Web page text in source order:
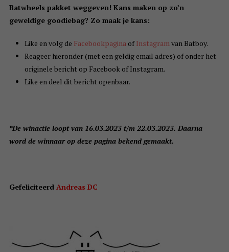
Batwheels pakket weggeven! Kans maken op zo’n
geweldige goodiebag? Zo maak je kans:
Like en volg de FacebookpaginaofInstagramvan Batboy.
Reageer hieronder (met een geldig email adres) of onder het
originele bericht op Facebook of Instagram.
Like en deel dit bericht openbaar.
*De winactie loopt van 16.03.2023 t/m 22.03.2023. Daarna
word de winnaar op deze pagina bekend gemaakt.
Gefeliciteerd Andreas DC